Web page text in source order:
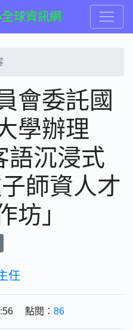
球資訊網
會委託國
學辦理
語沉浸式
師資人才
坊」
任
點閱： 86